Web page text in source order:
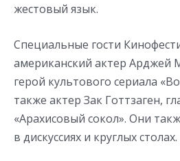
жестовый язык.
Специальные гости
американский актер Арджей
герой культового сериала
также актер Зак Готтзаген,
«Арахисовый сокол». Они
в дискуссиях и круглых столах.